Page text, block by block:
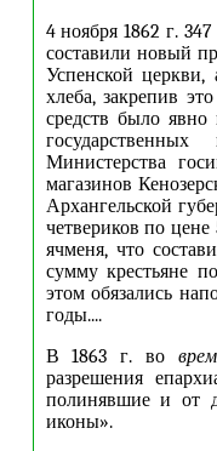
4 ноября 1862 г.
составили новый
Успенской
хлеба, закрепив
средств было явно
Министерства
магазинов
Архангельской
четвериков по
ячменя, что
сумму крестьяне
этом обязались
годы....
В 1863 г. во
разрешения
полинявшие и от
иконы».